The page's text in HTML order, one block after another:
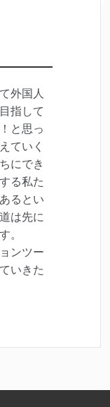
外国人
指して
と思っ
ていく
にでき
る私た
るとい
は先に
。
ンツー
いきた